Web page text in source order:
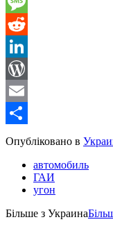
Message
Reddit
LinkedIn
WordPress
Email
Share
Опубліковано в
автомобиль
ГАИ
угон
Більше з Украина